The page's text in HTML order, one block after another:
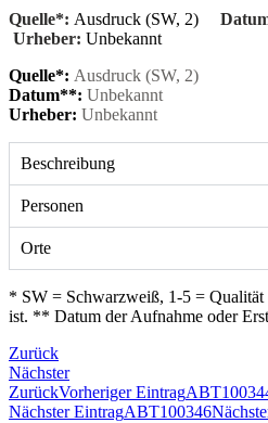
Quelle*: Ausdruck (SW, 2)
Urheber: Unbekannt
Quelle*: Ausdruck (SW, 2)
Datum**: Unbekannt
Urheber: Unbekannt
Beschreibung
Personen
Orte
* SW = Schwarzweiß, 1-5 = Qualität
ist. ** Datum der Aufnahme oder
Zurück
Nächster
ZurückVorheriger Eintrag
Nächster EintragABT100346